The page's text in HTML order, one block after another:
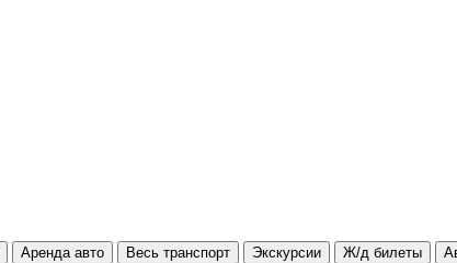
Аренда авто Весь транспорт Экскурсии Ж/д билеты